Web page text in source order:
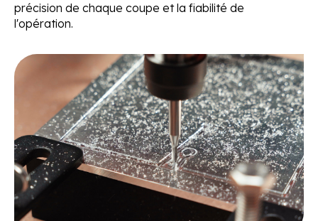
précision de chaque coupe et la fiabilité de
l'opération.